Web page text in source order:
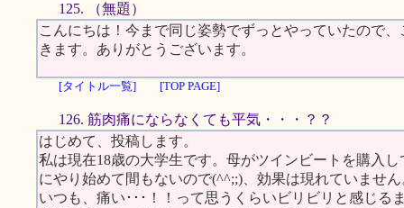
125. （無題）
こんにちは！今まで同じ姿勢でずっとやっていたので
きます。ありがとうございます。
[タイトル一覧] [TOP PAGE]
126. 筋肉痛にならなくても平気・・・？？
はじめて、投稿します。
私は現在18歳の大学生です。母がツインビートを購入
にやり始めて間もないので(^^;;)、効果は現れていません
いつも、痛い･･･！！って思うくらいビリビリと感じる